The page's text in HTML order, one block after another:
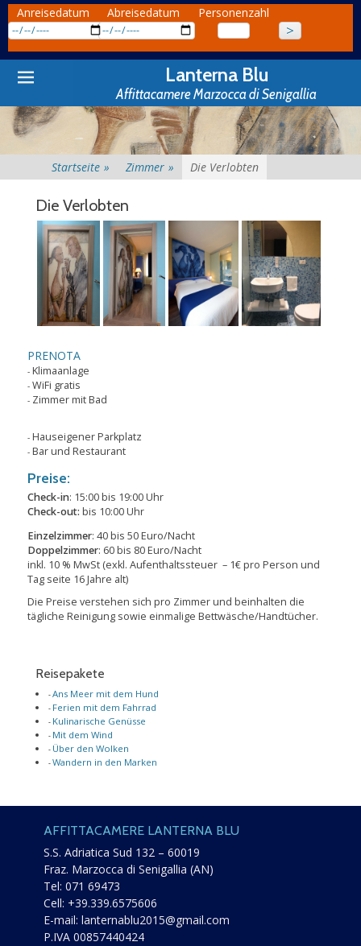
Anreisedatum Abreisedatum Personenzahl
Primary
Menu
Skip
to
Lanterna Blu
Affittacamere Marzocca di Senigallia
Startseite » Zimmer » Die Verlobten
Die Verlobten
PRENOTA
Klimaanlage
WiFi gratis
Zimmer mit Bad
Hauseigener Parkplatz
Bar und Restaurant
Preise:
Check-in: 15:00 bis 19:00 Uhr
Check-out: bis 10:00 Uhr
Einzelzimmer: 40 bis 50 Euro/Nacht
Doppelzimmer: 60 bis 80 Euro/Nacht
inkl. 10 % MwSt (exkl. Aufenthaltssteuer – 1€ pro Person und
Tag seite 16 Jahre alt)
Die Preise verstehen sich pro Zimmer und beinhalten die
tägliche Reinigung sowie einmalige Bettwäsche/Handtücher.
Reisepakete
Ans Meer mit dem Hund
Ferien mit dem Fahrrad
Kulinarische Genüsse
Mit dem Wind
Über den Wolken
Wandern in den Marken
AFFITTACAMERE LANTERNA BLU
S.S. Adriatica Sud 132 – 60019
Fraz. Marzocca di Senigallia (AN)
Tel: 071 69473
Cell: +39.339.6575606
E-mail: lanternablu2015@gmail.com
P.IVA 00857440424